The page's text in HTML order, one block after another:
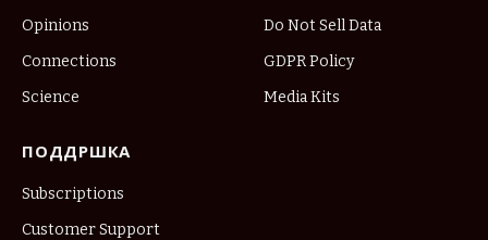
Opinions
Connections
Science
Do Not Sell Data
GDPR Policy
Media Kits
ПОДДРШКА
Subscriptions
Customer Support